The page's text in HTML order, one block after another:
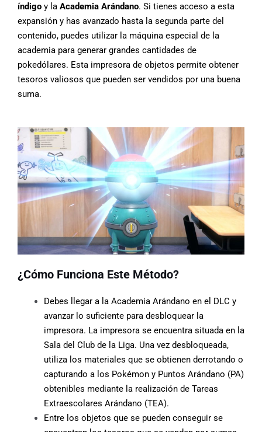
índigo y la Academia Arándano. Si tienes acceso a esta
expansión y has avanzado hasta la segunda parte del
contenido, puedes utilizar la máquina especial de la
academia para generar grandes cantidades de
pokedólares. Esta impresora de objetos permite obtener
tesoros valiosos que pueden ser vendidos por una buena
suma.
¿Cómo Funciona Este Método?
Debes llegar a la Academia Arándano en el DLC y
avanzar lo suficiente para desbloquear la
impresora. La impresora se encuentra situada en la
Sala del Club de la Liga. Una vez desbloqueada,
utiliza los materiales que se obtienen derrotando o
capturando a los Pokémon y Puntos Arándano (PA)
obtenibles mediante la realización de Tareas
Extraescolares Arándano (TEA).
Entre los objetos que se pueden conseguir se